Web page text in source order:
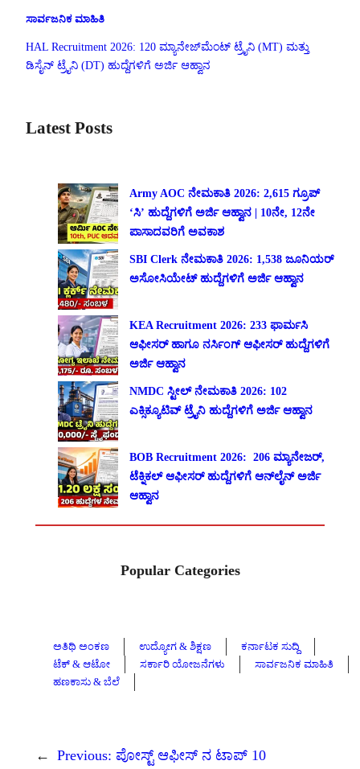
ಸಾರ್ವಜನಿಕ ಮಾಹಿತಿ
HAL Recruitment 2026: 120 ಮ್ಯಾನೇಜ್‌ಮೆಂಟ್ ಟ್ರೈನಿ (MT) ಮತ್ತು
ಡಿಸೈನ್ ಟ್ರೈನಿ (DT) ಹುದ್ದೆಗಳಿಗೆ ಅರ್ಜಿ ಆಹ್ವಾನ
Latest Posts
Army AOC ನೇಮಕಾತಿ 2026: 2,615 ಗ್ರೂಪ್
‘ಸಿ’ ಹುದ್ದೆಗಳಿಗೆ ಅರ್ಜಿ ಆಹ್ವಾನ | 10ನೇ, 12ನೇ
ಪಾಸಾದವರಿಗೆ ಅವಕಾಶ
SBI Clerk ನೇಮಕಾತಿ 2026: 1,538 ಜೂನಿಯರ್
ಅಸೋಸಿಯೇಟ್ ಹುದ್ದೆಗಳಿಗೆ ಅರ್ಜಿ ಆಹ್ವಾನ
KEA Recruitment 2026: 233 ಫಾರ್ಮಸಿ
ಆಫೀಸರ್ ಹಾಗೂ ನರ್ಸಿಂಗ್ ಆಫೀಸರ್ ಹುದ್ದೆಗಳಿಗೆ
ಅರ್ಜಿ ಆಹ್ವಾನ
NMDC ಸ್ಟೀಲ್ ನೇಮಕಾತಿ 2026: 102
ಎಕ್ಸಿಕ್ಯೂಟಿವ್ ಟ್ರೈನಿ ಹುದ್ದೆಗಳಿಗೆ ಅರ್ಜಿ ಆಹ್ವಾನ
BOB Recruitment 2026: 206 ಮ್ಯಾನೇಜರ್,
ಟೆಕ್ನಿಕಲ್ ಆಫೀಸರ್ ಹುದ್ದೆಗಳಿಗೆ ಆನ್‌ಲೈನ್ ಅರ್ಜಿ
ಆಹ್ವಾನ
Popular Categories
ಅತಿಥಿ ಅಂಕಣ ಉದ್ಯೋಗ & ಶಿಕ್ಷಣ
ಕರ್ನಾಟಕ ಸುದ್ದಿ
ಟೆಕ್ & ಆಟೋ
ಸರ್ಕಾರಿ ಯೋಜನೆಗಳು
ಸಾರ್ವಜನಿಕ ಮಾಹಿತಿ
ಹಣಕಾಸು & ಬೆಲೆ
← Previous: ಪೋಸ್ಟ್ ಆಫೀಸ್ ನ ಟಾಪ್ 10